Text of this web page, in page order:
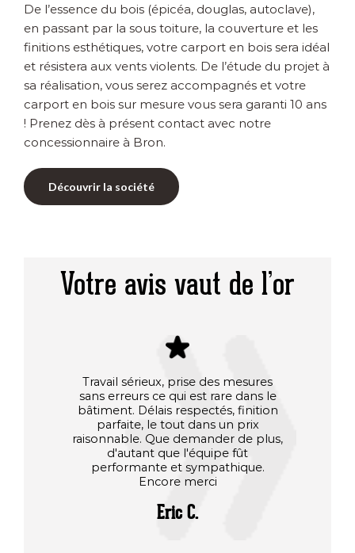
De l’essence du bois (épicéa, douglas, autoclave),
en passant par la sous toiture, la couverture et les
finitions esthétiques, votre carport en bois sera idéal
et résistera aux vents violents. De l’étude du projet à
sa réalisation, vous serez accompagnés et votre
carport en bois sur mesure vous sera garanti 10 ans
! Prenez dès à présent contact avec notre
concessionnaire à Bron.
Découvrir la société
Votre avis vaut de l’or
Travail sérieux, prise des mesures
sans erreurs ce qui est rare dans le
bâtiment. Délais respectés, finition
parfaite, le tout dans un prix
raisonnable. Que demander de plus,
d'autant que l'équipe fût
performante et sympathique.
Encore merci
Eric C.